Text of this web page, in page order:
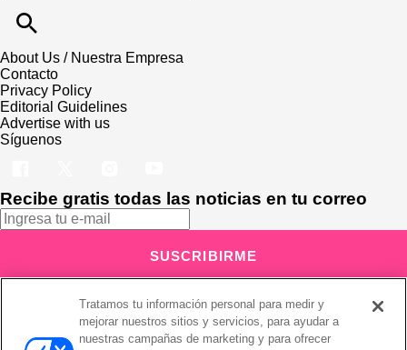
About Us / Nuestra Empresa
Contacto
Privacy Policy
Editorial Guidelines
Advertise with us
Síguenos
Recibe gratis todas las noticias en tu correo
SUSCRIBIRME
y Se aplican lasCondiciones de servicio
Suscribirse implica aceptar los términos y condiciones
¡Muchas gracias!Ya estás suscrito a nuestro newsletter
Tratamos tu información personal para medir y
mejorar nuestros sitios y servicios, para ayudar a
nuestras campañas de marketing y para ofrecer